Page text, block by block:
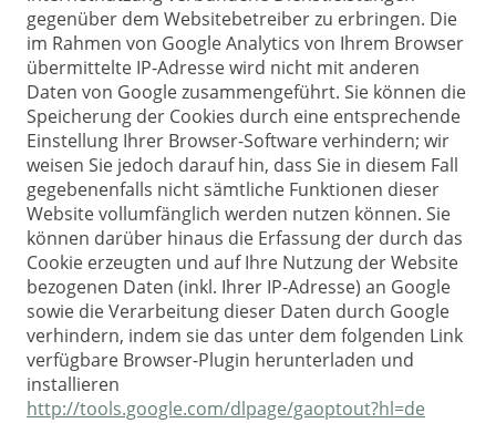
gegenüber dem Websitebetreiber zu erbringen. Die
im Rahmen von Google Analytics von Ihrem Browser
übermittelte IP-Adresse wird nicht mit anderen
Daten von Google zusammengeführt. Sie können die
Speicherung der Cookies durch eine entsprechende
Einstellung Ihrer Browser-Software verhindern; wir
weisen Sie jedoch darauf hin, dass Sie in diesem Fall
gegebenenfalls nicht sämtliche Funktionen dieser
Website vollumfänglich werden nutzen können. Sie
können darüber hinaus die Erfassung der durch das
Cookie erzeugten und auf Ihre Nutzung der Website
bezogenen Daten (inkl. Ihrer IP-Adresse) an Google
sowie die Verarbeitung dieser Daten durch Google
verhindern, indem sie das unter dem folgenden Link
verfügbare Browser-Plugin herunterladen und
installieren
http://tools.google.com/dlpage/gaoptout?hl=de